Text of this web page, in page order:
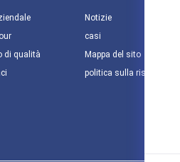
di qualità
Notizie
casi
Mappa del sito
politica sulla riservatezza